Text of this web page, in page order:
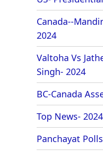
Canada--
2024
Valtoha Vs
Singh- 2024
BC-Canada
Top News- 2024
Panchayat